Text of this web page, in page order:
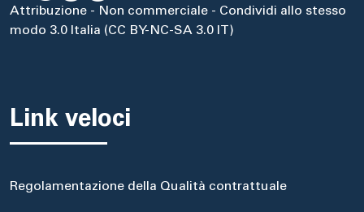
Attribuzione - Non commerciale - Condividi allo stesso
modo 3.0 Italia (CC BY-NC-SA 3.0 IT)
Link veloci
Regolamentazione della Qualità contrattuale